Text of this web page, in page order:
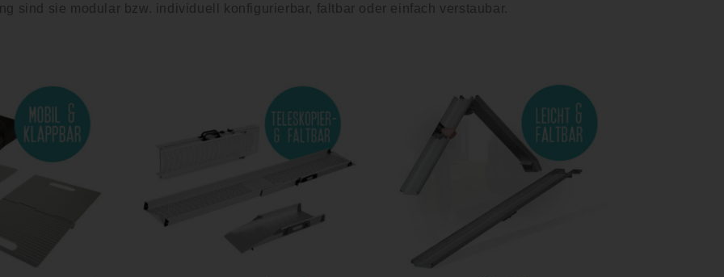
sind sie modular bzw. individuell konfigurierbar, faltbar oder einfach verstaubar.
bis
€971,00
bis
€549,00